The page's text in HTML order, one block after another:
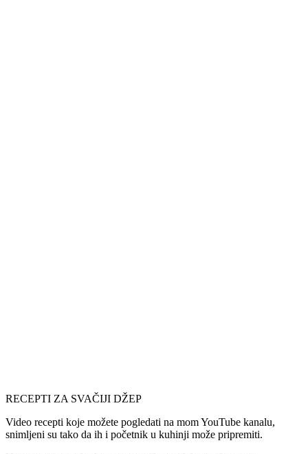
RECEPTI ZA SVAČIJI DŽEP
Video recepti koje možete pogledati na mom YouTube kanalu,
snimljeni su tako da ih i početnik u kuhinji može pripremiti.